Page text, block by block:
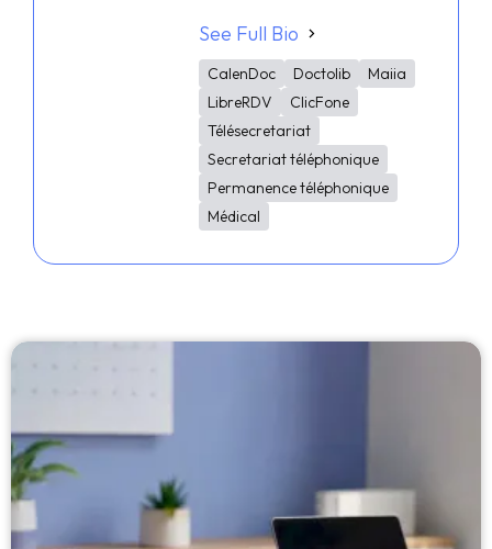
See Full Bio
CalenDoc Doctolib
Maiia
LibreRDV
ClicFone
Télésecretariat
Secretariat téléphonique
Permanence téléphonique
Médical